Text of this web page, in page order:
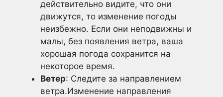
действительно видите, что они
движутся, то изменение погоды
неизбежно. Если они неподвижны и
малы, без появления ветра, ваша
хорошая погода сохранится на
некоторое время.
Ветер: Следите за направлением
ветра.Изменение направления